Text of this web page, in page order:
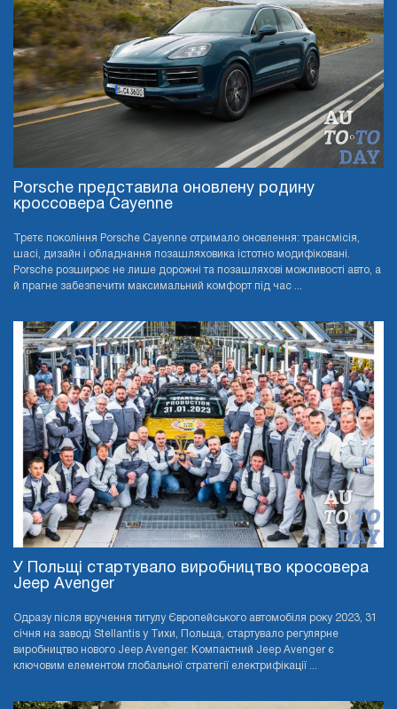
Porsche представила оновлену родину
кроссовера Cayenne
Третє покоління Porsche Cayenne отримало оновлення: трансмісія,
шасі, дизайн і обладнання позашляховика істотно модифіковані.
Porsche розширює не лише дорожні та позашляхові можливості авто, а
й прагне забезпечити максимальний комфорт під час ...
У Польщі стартувало виробництво кросовера
Jeep Avenger
Одразу після вручення титулу Європейського автомобіля року 2023, 31
січня на заводі Stellantis у Тихи, Польща, стартувало регулярне
виробництво нового Jeep Avenger. Компактний Jeep Avenger є
ключовим елементом глобальної стратегії електрифікації ...